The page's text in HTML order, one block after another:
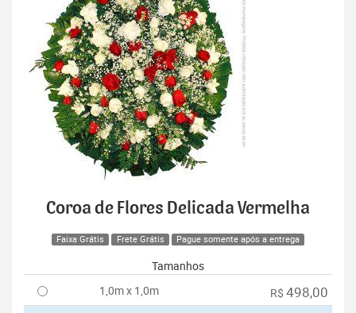
Coroa de Flores Delicada Vermelha
Faixa Grátis Frete Grátis Pague somente após a entrega
Tamanhos
1,0m x 1,0m
R$ 498,00